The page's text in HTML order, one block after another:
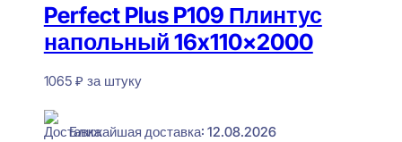
Perfect Plus P109 Плинтус
напольный 16x110x2000
1065 ₽ за штуку
Ближайшая доставка: 12.08.2026